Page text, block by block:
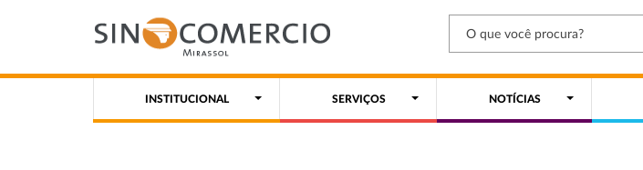
INSTITUCIONAL SERVIÇOS NOTÍCIAS